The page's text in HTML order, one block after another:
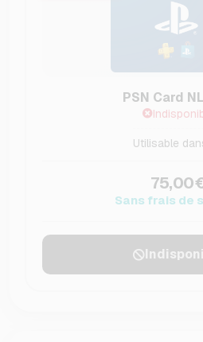
PSN Card
Utilisable
Sans frais de